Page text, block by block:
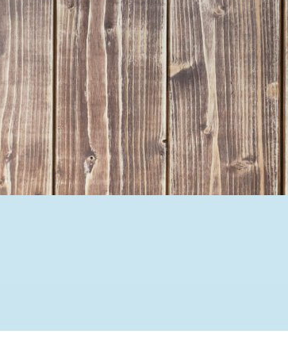
Ehrenamtssuchmaschine
Freiwilliges Soziales
Koordinierungszentren für
Engagierte Stadt
Freiwilligendienste
Freiwilligentage
Hessen hilft Ukraine
Zeig uns dein
Wettbewerb |
Wettbewerb | 80 Jahre
8 Vereine x 80 Jahre x